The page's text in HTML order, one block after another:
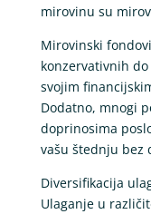
mirovinu su
Mirovinski
konzervativnih
svojim
Dodatno, mnogi
doprinosima
vašu štednju bez
Diversifikacija
Ulaganje u